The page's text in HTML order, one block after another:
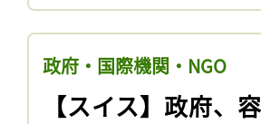
政府・国際機関・NGO
【スイス】政府、